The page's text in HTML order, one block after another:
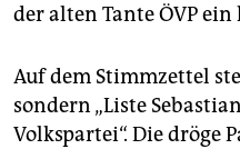
der alten Tante ÖVP
Auf dem Stimmzettel
sondern „Liste
Volkspartei“. Die dröge